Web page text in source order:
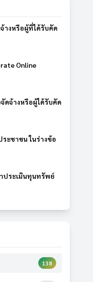
างหรือผู้ที่ได้รับคัด
Online
ดจ้างหรือผู้ได้รับคัด
ะชาชน ในร่างข้อ
ประเมินทุนทรัพย์
138